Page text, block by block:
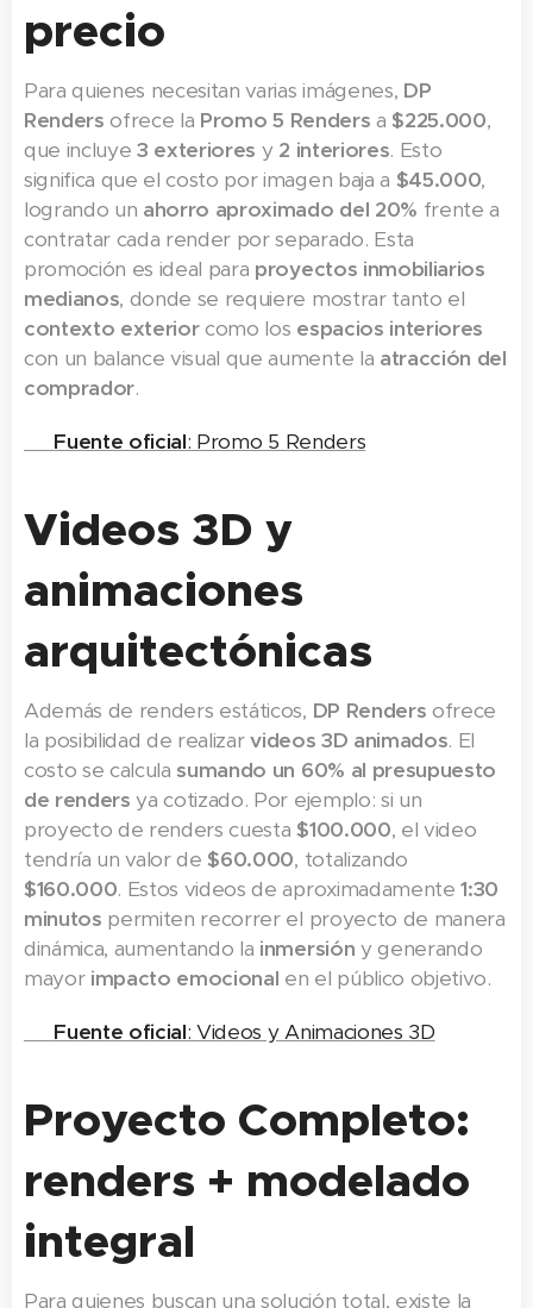
precio
Para quienes necesitan varias imágenes, DP
Renders ofrece la Promo 5 Renders a $225.000,
que incluye3 exteriores y 2 interiores. Esto
significa que el costo por imagen baja a $45.000,
logrando un ahorro aproximado del 20% frente a
contratar cada render por separado. Esta
promoción es ideal para proyectos inmobiliarios
medianos, donde se requiere mostrar tanto el
contexto exteriorcomo los espacios interiores
con un balance visual que aumente la atracción del
comprador.
Fuente oficial: Promo 5 Renders
Videos 3D y
animaciones
arquitectónicas
Además de renders estáticos, DP Renders ofrece
la posibilidad de realizarvideos 3D animados. El
costo se calcula sumando un 60% al presupuesto
de renders ya cotizado. Por ejemplo: si un
proyecto de renders cuesta $100.000, el video
tendría un valor de $60.000, totalizando
$160.000. Estos videos de aproximadamente1:30
minutos permiten recorrer el proyecto de manera
dinámica, aumentando la inmersión y generando
mayor impacto emocional en el público objetivo.
Fuente oficial: Videos y Animaciones 3D
Proyecto Completo:
renders + modelado
integral
Para quienes buscan una solución total, existe la